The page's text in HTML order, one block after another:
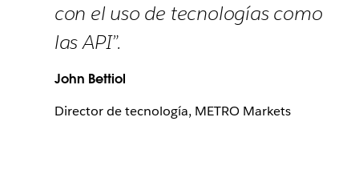
con el uso de tecnologías como
las API”.
John Bettiol
Director de tecnología, METRO Markets